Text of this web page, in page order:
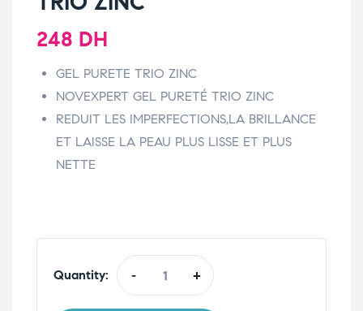
248 DH
GEL PURETE TRIO ZINC
NOVEXPERT GEL PURETÉ TRIO ZINC
REDUIT LES IMPERFECTIONS,LA BRILLANCE
ET LAISSE LA PEAU PLUS LISSE ET PLUS
NETTE
Quantity: - +